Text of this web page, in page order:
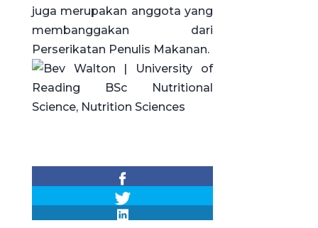
juga merupakan anggota yang
membanggakan dari
Perserikatan Penulis Makanan.